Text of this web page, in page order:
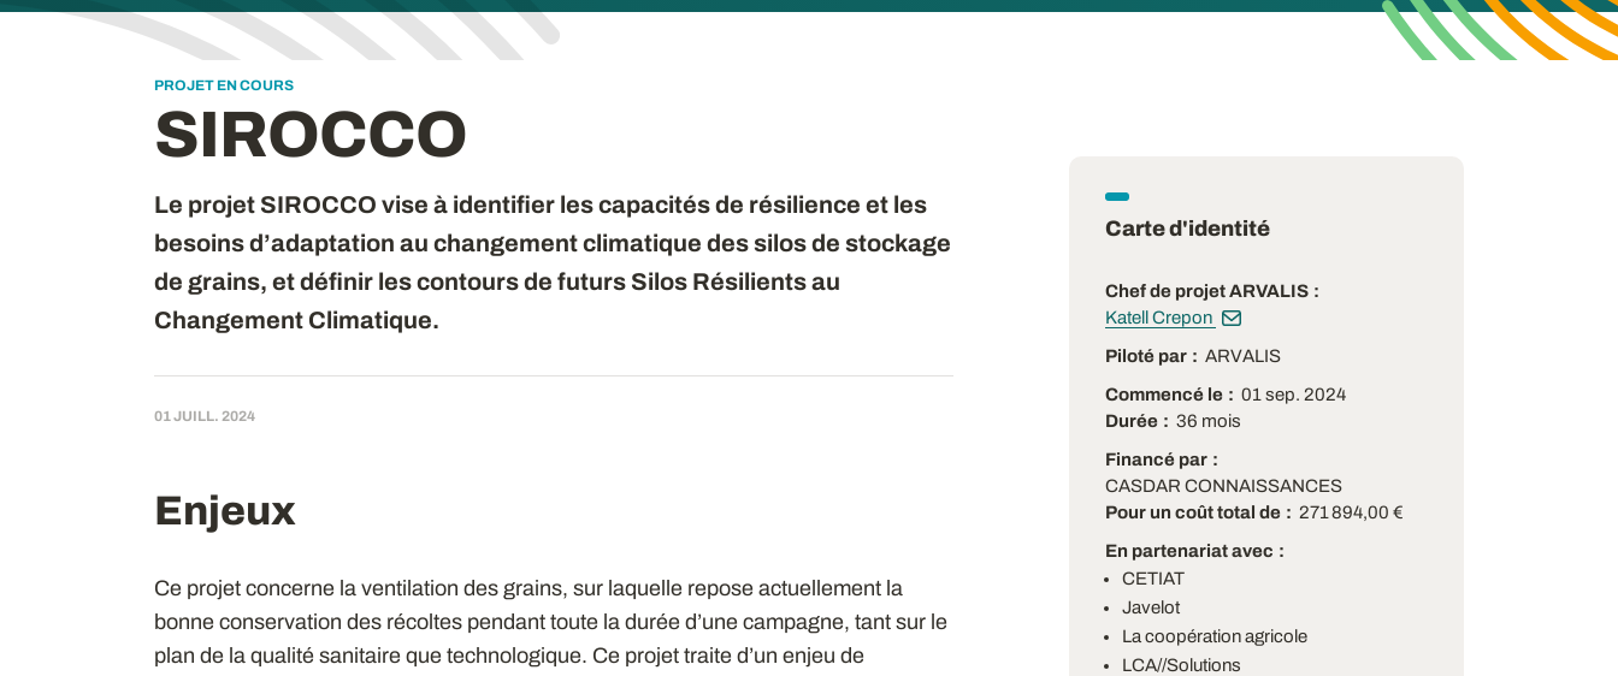
PROJET EN COURS
SIROCCO
Le projet SIROCCO vise à identifier les capacités de résilience et les
besoins d’adaptation au changement climatique des silos de stockage
de grains, et définir les contours de futurs Silos Résilients au
Changement Climatique.
01 JUILL. 2024
Enjeux
Ce projet concerne la ventilation des grains, sur laquelle repose actuellement la
bonne conservation des récoltes pendant toute la durée d’une campagne, tant sur le
plan de la qualité sanitaire que technologique. Ce projet traite d’un enjeu de
Carte d'identité
Chef de projet ARVALIS
Katell Crepon
Piloté par
ARVALIS
Commencé le
01 sep. 2024
Durée
36 mois
Financé par
CASDAR CONNAISSANCES
Pour un coût total de
271 894,00 €
En partenariat avec
CETIAT
Javelot
La coopération agricole
LCA//Solutions